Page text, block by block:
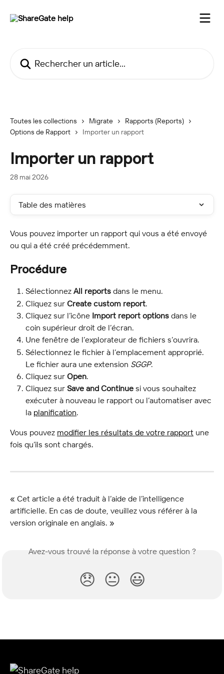
Toutes les collections Migrate
Rapports (Reports)
Options de Rapport
Importer un rapport
Importer un rapport
28 mai 2026
Table des matières
Vous pouvez importer un rapport qui vous a été envoyé
ou qui a été créé précédemment.
Procédure
Sélectionnez All reports dans le menu.
Cliquez sur Create custom report.
Cliquez sur l’icône Import report options dans le
coin supérieur droit de l’écran.
Une fenêtre de l’explorateur de fichiers s’ouvrira.
Sélectionnez le fichier à l’emplacement approprié.
Le fichier aura une extension SGGP.
Cliquez sur Open.
Cliquez sur Save and Continue si vous souhaitez
exécuter à nouveau le rapport ou l’automatiser avec
la planification.
Vous pouvez modifier les résultats de votre rapport une
fois qu’ils sont chargés.
« Cet article a été traduit à l’aide de l’intelligence
artificielle. En cas de doute, veuillez vous référer à la
version originale en anglais. »
Avez-vous trouvé la réponse à votre question ?
😞 😐 😃